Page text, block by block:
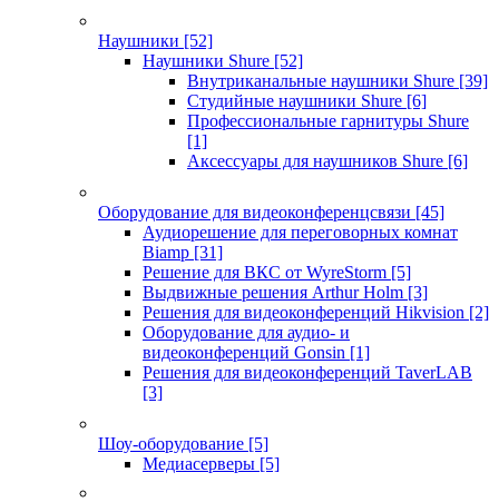
Наушники [52]
Наушники Shure [52]
Внутриканальные наушники Shure [39]
Студийные наушники Shure [6]
Профессиональные гарнитуры Shure
[1]
Аксессуары для наушников Shure [6]
Оборудование для видеоконференцсвязи [45]
Аудиорешение для переговорных комнат
Biamp [31]
Решение для ВКС от WyreStorm [5]
Выдвижные решения Arthur Holm [3]
Решения для видеоконференций Hikvision [2]
Оборудование для аудио- и
видеоконференций Gonsin [1]
Решения для видеоконференций TaverLAB
[3]
Шоу-оборудование [5]
Медиасерверы [5]